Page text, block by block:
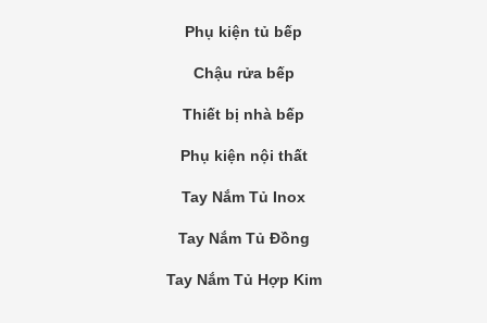
Phụ kiện tủ bếp
Chậu rửa bếp
Thiết bị nhà bếp
Phụ kiện nội thất
Tay Nắm Tủ Inox
Tay Nắm Tủ Đồng
Tay Nắm Tủ Hợp Kim